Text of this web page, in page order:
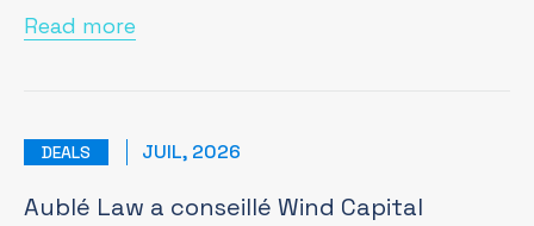
Read more
DEALS JUIL, 2026
Aublé Law a conseillé Wind Capital